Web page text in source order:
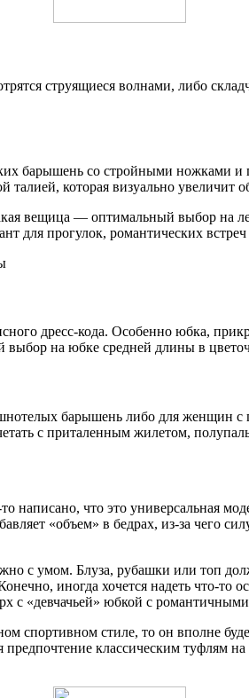
струящиеся волнами, либо
барышень со стройными ножками
которая визуально увеличит
вещица — оптимальный выбор на
для прогулок, романтических
дресс-кода. Особенно юбка,
выбор на юбке средней длины в
барышень либо для женщин
с приталенным жилетом,
что это универсальная
«объем» в бедрах, из-за чего
с умом. Блуза, рубашки или топ
иногда хочется надеть что-то
с «девчачьей» юбкой с
спортивном стиле, то он вполне
классическим туфлям